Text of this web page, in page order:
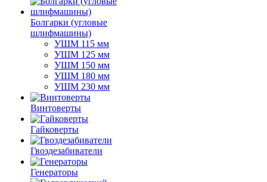
Болгарки (угловые
шлифмашины)
УШМ 115 мм
УШМ 125 мм
УШМ 150 мм
УШМ 180 мм
УШМ 230 мм
Винтоверты
Гайковерты
Гвоздезабиватели
Генераторы